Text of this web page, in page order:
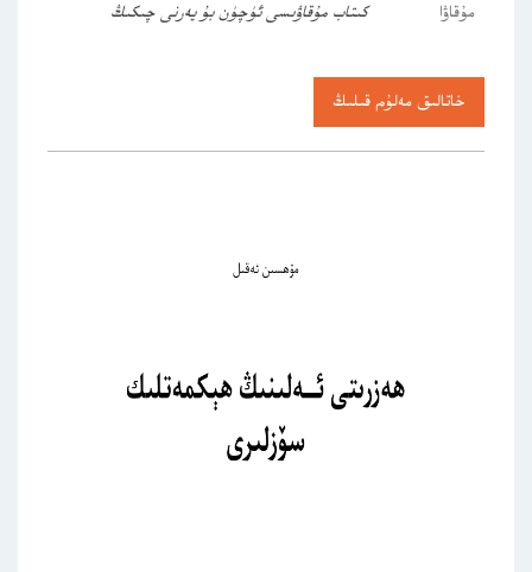
مۇقاۋا
كىتاب مۇقاۋىسى ئۈچۈن بۇ يەرنى چىكىڭ
خاتالىق مەلۇم قىلىڭ